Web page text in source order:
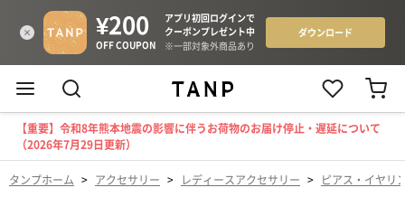
【重要】令和8年熊本地震の影響に伴うお荷物のお届け停止・遅延について
（2026年7月29日更新）
タンプホーム > アクセサリー > レディースアクセサリー > ピアス・イヤリ